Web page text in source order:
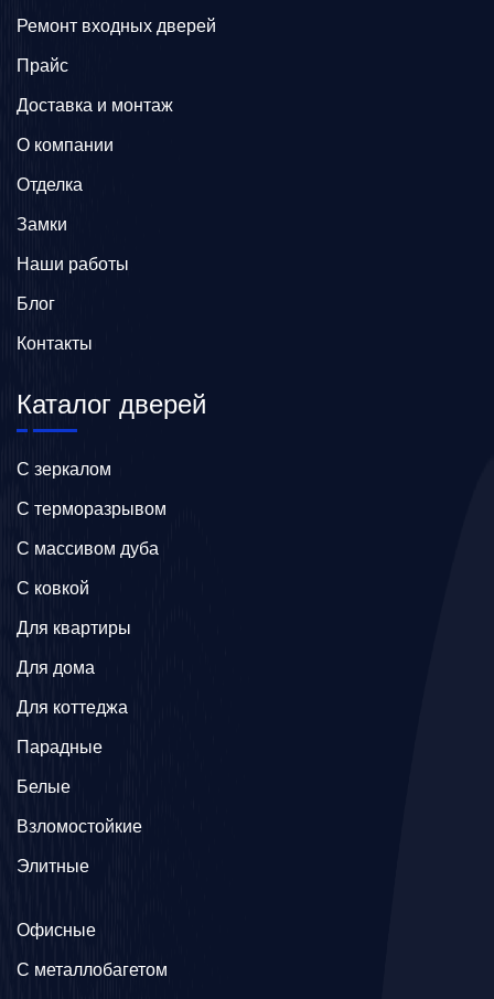
Ремонт входных дверей
Прайс
Доставка и монтаж
О компании
Отделка
Замки
Наши работы
Блог
Контакты
Каталог дверей
C зеркалом
C терморазрывом
C массивом дуба
C ковкой
Для квартиры
Для дома
Для коттеджа
Парадные
Белые
Взломостойкие
Элитные
Офисные
C металлобагетом